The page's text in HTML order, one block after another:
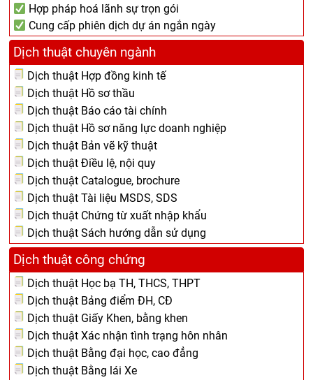
Hợp pháp hoá lãnh sự trọn gói
Cung cấp phiên dịch dự án ngắn ngày
Dịch thuật chuyên ngành
Dịch thuật Hợp đồng kinh tế
Dịch thuật Hồ sơ thầu
Dịch thuật Báo cáo tài chính
Dịch thuật Hồ sơ năng lực doanh nghiệp
Dịch thuật Bản vẽ kỹ thuật
Dịch thuật Điều lệ, nội quy
Dịch thuật Catalogue, brochure
Dịch thuật Tài liệu MSDS, SDS
Dịch thuật Chứng từ xuất nhập khẩu
Dịch thuật Sách hướng dẫn sử dụng
Dịch thuật công chứng
Dịch thuật Học bạ TH, THCS, THPT
Dịch thuật Bảng điểm ĐH, CĐ
Dịch thuật Giấy Khen, bằng khen
Dịch thuật Xác nhận tình trạng hôn nhân
Dịch thuật Bằng đại học, cao đẳng
Dịch thuật Bằng lái Xe